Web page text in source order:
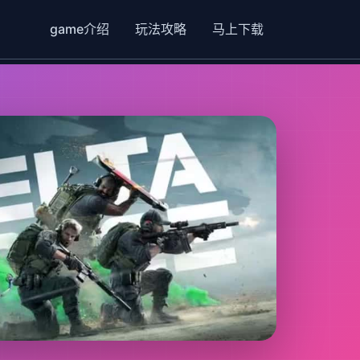
game介绍 玩法攻略 马上下载